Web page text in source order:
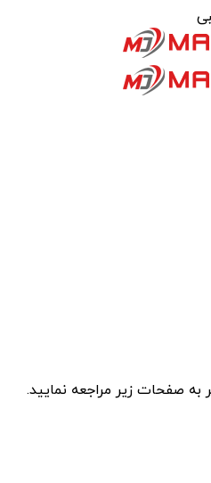
صفحات زیر مراجعه نمایید.